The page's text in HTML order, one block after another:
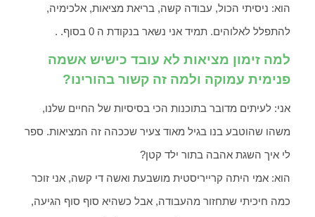
הוא: ניסיתי הכול, עבודה קשה, בריאת מציאות, אלכימיה,
להתפלל לאלוהים. תמיד אני נשאר בנקודת ה 0 בסוף. .
למה זימון מציאות לא עובד כישיש אשמה
פנימית עמוקה ולמה זה קשור בהורינו?
אני: לעיתים מדובר בתוכנות הכי בסיסיות של החיים שלנו,
משהו שהוטבע בנו בגיל מאוד צעיר שככהה זה המציאות. ספר
לי איך השגת אהבה בתור ילד קטן?
הוא: אמי היתה קרייריסטית מושבעת ואשה די קשה, אני זוכר
כמה חיכיתי שתחזור מהעבודה, אבל כשהיא סוף סוף הגיעה,